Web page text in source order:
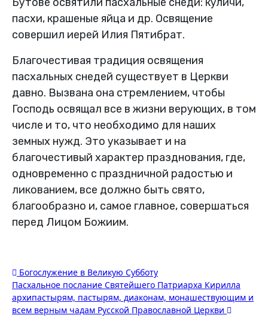
пасхи, крашеные яйца и др. Освящение
совершил иерей Илия Пятибрат.
Благочестивая традиция освящения
пасхальных снедей существует в Церкви
давно. Вызвана она стремлением, чтобы
Господь освящал все в жизни верующих, в том
числе и то, что необходимо для наших
земных нужд. Это указывает и на
благочестивый характер празднования, где,
одновременно с праздничной радостью и
ликованием, все должно быть свято,
благообразно и, самое главное, совершаться
перед Лицом Божиим.
Навигация
по
записям
Богослужение в Великую Субботу
Пасхальное послание Святейшего Патриарха Кирилла
архипастырям, пастырям, диаконам, монашествующим и
всем верным чадам Русской Православной Церкви